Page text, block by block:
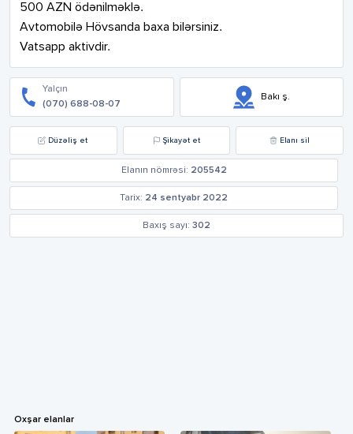
500 AZN ödənilməklə.
Avtomobilə Hövsanda baxa bilərsiniz.
Vatsapp aktivdir.
Yalçın
(070) 688-08-07
Bakı ş.
Düzəliş et Şikayət et Elanı sil
Elanın nömrəsi: 205542
Tarix: 24 sentyabr 2022
Baxış sayı: 302
Oxşar elanlar